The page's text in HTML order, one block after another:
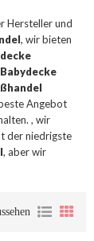
Hersteller und
, wir bieten
Angebot
, wir
der niedrigste
, aber wir